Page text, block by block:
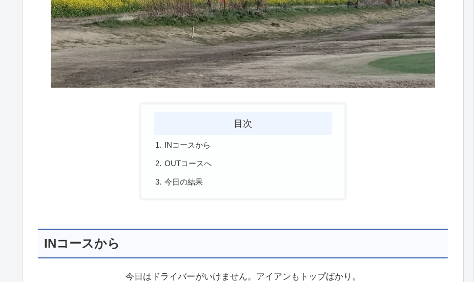
目次
INコースから
OUTコースへ
今日の結果
INコースから
今日はドライバーがいけません。アイアンもトップばかり。